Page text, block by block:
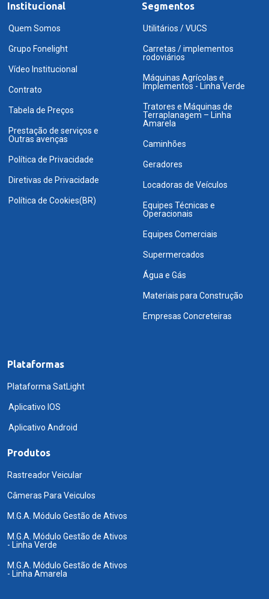
Institucional
Quem Somos
Grupo Fonelight
Vídeo Institucional
Contrato
Tabela de Preços
Prestação de serviços e
Outras avenças
Política de Privacidade
Diretivas de Privacidade
Política de Cookies(BR)
Segmentos
Utilitários / VUCS
Carretas / implementos
rodoviários
Máquinas Agrícolas e
Implementos - Linha Verde
Tratores e Máquinas de
Terraplanagem – Linha
Amarela
Caminhões
Geradores
Locadoras de Veículos
Equipes Técnicas e
Operacionais
Equipes Comerciais
Supermercados
Água e Gás
Materiais para Construção
Empresas Concreteiras
Plataformas
Plataforma SatLight
Aplicativo IOS
Aplicativo Android
Produtos
Rastreador Veicular
Câmeras Para Veiculos
M.G.A. Módulo Gestão de Ativos
M.G.A. Módulo Gestão de Ativos
- Linha Verde
M.G.A. Módulo Gestão de Ativos
- Linha Amarela